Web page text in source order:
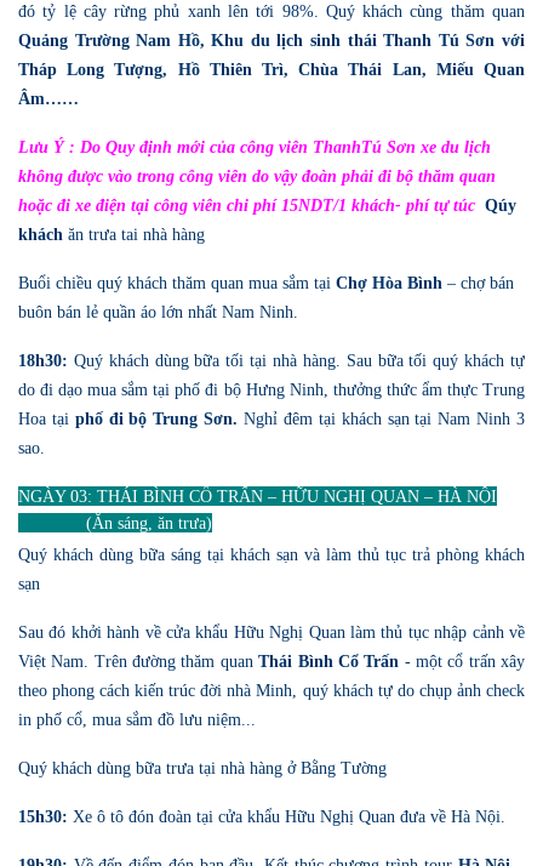
đó tỷ lệ cây rừng phủ xanh lên tới 98%. Quý khách cùng thăm quan
Quảng Trường Nam Hồ, Khu du lịch sinh thái Thanh Tú Sơn với
Tháp Long Tượng, Hồ Thiên Trì, Chùa Thái Lan, Miếu Quan
Âm……
Lưu Ý : Do Quy định mới của công viên ThanhTú Sơn xe du lịch
không được vào trong công viên do vậy đoàn phải đi bộ thăm quan
hoặc đi xe điện tại công viên chi phí 15NDT/1 khách- phí tự túc Qúy
khách ăn trưa tai nhà hàng
Buổi chiều quý khách thăm quan mua sắm tại Chợ Hòa Bình – chợ bán
buôn bán lẻ quần áo lớn nhất Nam Ninh.
18h30: Quý khách dùng bữa tối tại nhà hàng. Sau bữa tối quý khách tự
do đi dạo mua sắm tại phố đi bộ Hưng Ninh, thưởng thức ẩm thực Trung
Hoa tại phố đi bộ Trung Sơn. Nghỉ đêm tại khách sạn tại Nam Ninh 3
sao.
NGÀY 03: THÁI BÌNH CỔ TRẤN – HỮU NGHỊ QUAN – HÀ NỘI
(Ăn sáng, ăn trưa)
Quý khách dùng bữa sáng tại khách sạn và làm thủ tục trả phòng khách
sạn
Sau đó khởi hành về cửa khẩu Hữu Nghị Quan làm thủ tục nhập cảnh về
Việt Nam. Trên đường thăm quanThái Bình Cổ Trấn - một cổ trấn xây
theo phong cách kiến trúc đời nhà Minh, quý khách tự do chụp ảnh check
in phố cổ, mua sắm đồ lưu niệm...
Quý khách dùng bữa trưa tại nhà hàng ở Bằng Tường
15h30: Xe ô tô đón đoàn tại cửa khẩu Hữu Nghị Quan đưa về Hà Nội.